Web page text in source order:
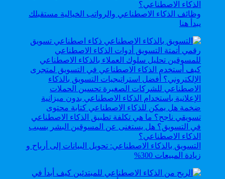
وظائف الذكاء الاصطناعي والرواتب الخيالية مستقبلك
يبدأ هنا
التسويق بالذكاء الاصطناعي: تحويل البيانات إلى أرباح و
زيادة المبيعات 300%